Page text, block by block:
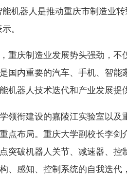
能机器人是推动重庆市制造业
。
重庆制造业发展势头强劲，
国内重要的汽车、手机、智
机器人技术迭代和产业发展提
领衔建设的嘉陵江实验室以
点布局。重庆大学副校长李
突破机器人关节、减速器、
、感知、控制系统的自我迭